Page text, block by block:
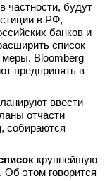
частности, будут
в РФ,
банков и
список
Bloomberg
предпринять в
ввести
отчасти
собираются
крупнейшую
этом говорится